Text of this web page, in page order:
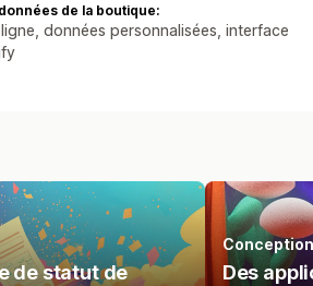
de la boutique:
données personnalisées, interface
de statut de
Des